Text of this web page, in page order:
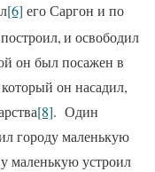
[6] его Саргон и по
и освободил
он был посажен в
он насадил,
[8]. Один
городу маленькую
ма­ленькую устроил